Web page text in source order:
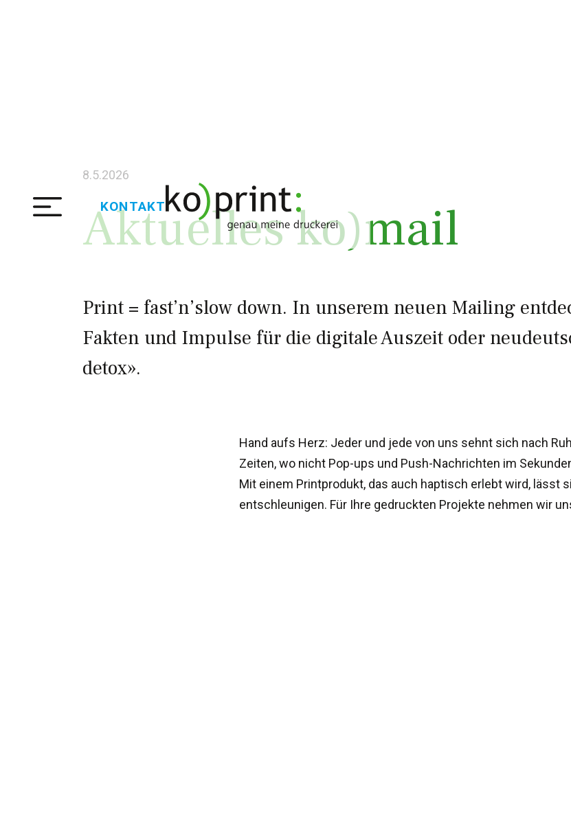
KONTAKT
8.5.2026
Aktuelles ko)mail
Print = fast’n’slow down. In unserem neuen Mailing
Fakten und Impulse für die digitale Auszeit oder
detox».
Hand aufs Herz: Jeder und jede von uns sehnt sich nach
Zeiten, wo nicht Pop-ups und Push-Nachrichten im
Mit einem Printprodukt, das auch haptisch erlebt wird, lässt
entschleunigen. Für Ihre gedruckten Projekte nehmen wir